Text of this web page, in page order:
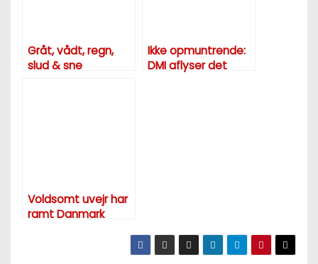
Gråt, vådt, regn,
slud & sne
Ikke opmuntrende:
DMI aflyser det
Voldsomt uvejr har
ramt Danmark